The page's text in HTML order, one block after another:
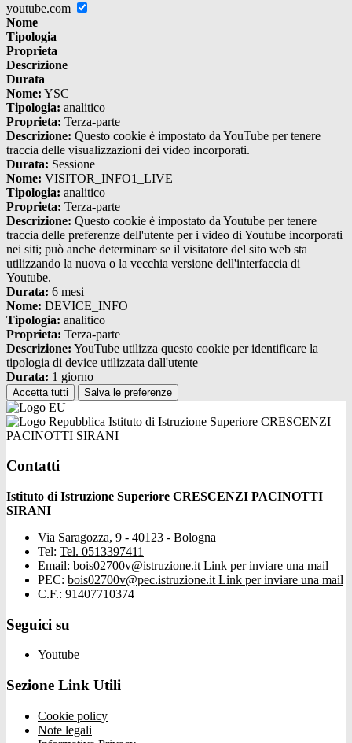
youtube.com
Nome
Tipologia
Proprieta
Descrizione
Durata
Nome: YSC
Tipologia: analitico
Proprieta: Terza-parte
Descrizione: Questo cookie è impostato da YouTube per tenere
traccia delle visualizzazioni dei video incorporati.
Durata: Sessione
Nome: VISITOR_INFO1_LIVE
Tipologia: analitico
Proprieta: Terza-parte
Descrizione: Questo cookie è impostato da Youtube per tenere
traccia delle preferenze dell'utente per i video di Youtube incorporati
nei siti; può anche determinare se il visitatore del sito web sta
utilizzando la nuova o la vecchia versione dell'interfaccia di
Youtube.
Durata: 6 mesi
Nome: DEVICE_INFO
Tipologia: analitico
Proprieta: Terza-parte
Descrizione: YouTube utilizza questo cookie per identificare la
tipologia di device utilizzata dall'utente
Durata: 1 giorno
Accetta tutti Salva le preferenze
Istituto di Istruzione Superiore CRESCENZI
PACINOTTI SIRANI
Contatti
Istituto di Istruzione Superiore CRESCENZI PACINOTTI
SIRANI
Via Saragozza, 9 - 40123 - Bologna
Tel: Tel. 0513397411
Email: bois02700v@istruzione.it Link per inviare una mail
PEC: bois02700v@pec.istruzione.it Link per inviare una mail
C.F.: 91407710374
Seguici su
Youtube
Sezione Link Utili
Cookie policy
Note legali